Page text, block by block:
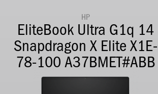
HP
EliteBook Ultra G1q 14
Snapdragon X Elite X1E-
78-100 A37BMET#ABB